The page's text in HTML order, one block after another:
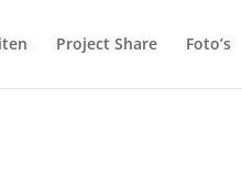
Project Share Foto’s